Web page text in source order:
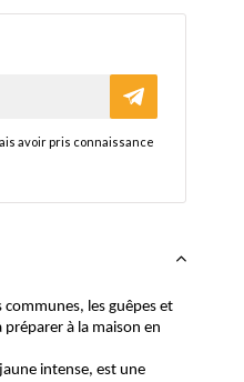
avoir pris connaissance
les guêpes et
à la maison en
intense, est une